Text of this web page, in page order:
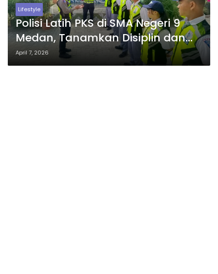
Lifestyle
Polisi Latih PKS di SMA Negeri 9
Medan, Tanamkan Disiplin dan
Keselamatan Berlalu Lintas Sejak
Dini
April 7, 2026